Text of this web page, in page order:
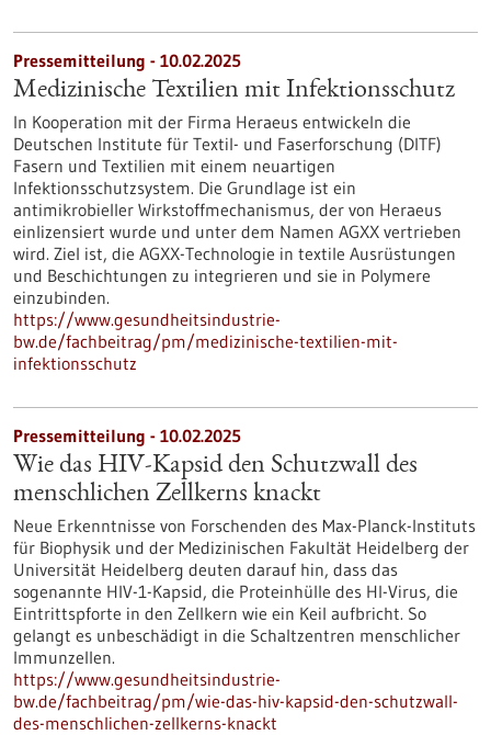
Pressemitteilung - 10.02.2025
Medizinische Textilien mit Infektionsschutz
In Kooperation mit der Firma Heraeus entwickeln die
Deutschen Institute für Textil- und Faserforschung (DITF)
Fasern und Textilien mit einem neuartigen
Infektionsschutzsystem. Die Grundlage ist ein
antimikrobieller Wirkstoffmechanismus, der von Heraeus
einlizensiert wurde und unter dem Namen AGXX vertrieben
wird. Ziel ist, die AGXX-Technologie in textile Ausrüstungen
und Beschichtungen zu integrieren und sie in Polymere
einzubinden.
https://www.gesundheitsindustrie-
bw.de/fachbeitrag/pm/medizinische-textilien-mit-
infektionsschutz
Pressemitteilung - 10.02.2025
Wie das HIV-Kapsid den Schutzwall des
menschlichen Zellkerns knackt
Neue Erkenntnisse von Forschenden des Max-Planck-Instituts
für Biophysik und der Medizinischen Fakultät Heidelberg der
Universität Heidelberg deuten darauf hin, dass das
sogenannte HIV-1-Kapsid, die Proteinhülle des HI-Virus, die
Eintrittspforte in den Zellkern wie ein Keil aufbricht. So
gelangt es unbeschädigt in die Schaltzentren menschlicher
Immunzellen.
https://www.gesundheitsindustrie-
bw.de/fachbeitrag/pm/wie-das-hiv-kapsid-den-schutzwall-
des-menschlichen-zellkerns-knackt